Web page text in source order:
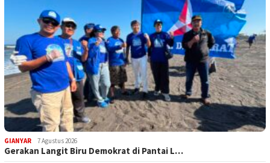
GIANYAR 7 Agustus 2026
Gerakan Langit Biru Demokrat di Pantai L…